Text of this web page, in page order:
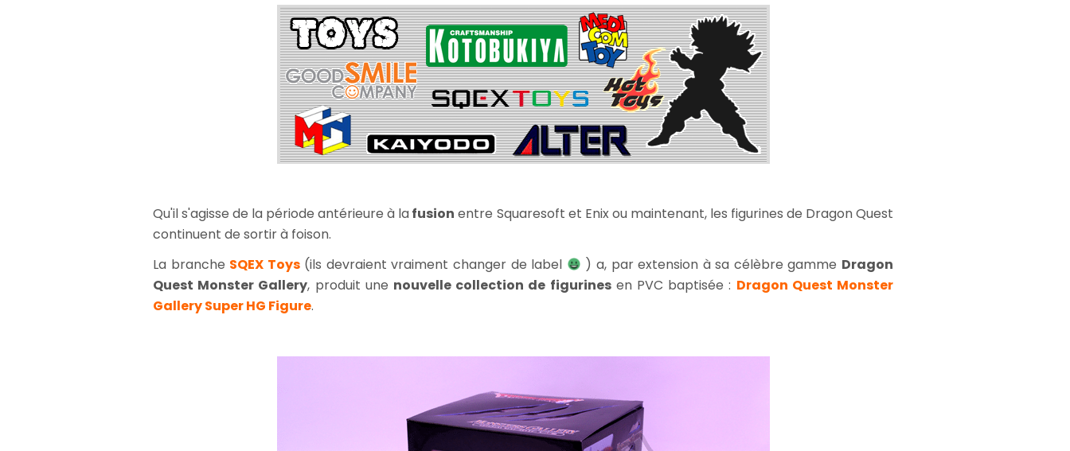
Quest
Monster
Gallery
Super
HG
Figure
:
Ryu-
Oh
/
Qu'il s'agisse de la période antérieure à lafusion entre Squaresoft et Enix ou maintenant, les figurines de Dragon Quest
continuent de sortir à foison.
La branche SQEX Toys(ils devraient vraiment changer de label ) a, par extension à sa célèbre gamme Dragon
Quest Monster Gallery, produit une nouvelle collection de figurinesen PVC baptisée : Dragon Quest Monster
Gallery Super HG Figure.